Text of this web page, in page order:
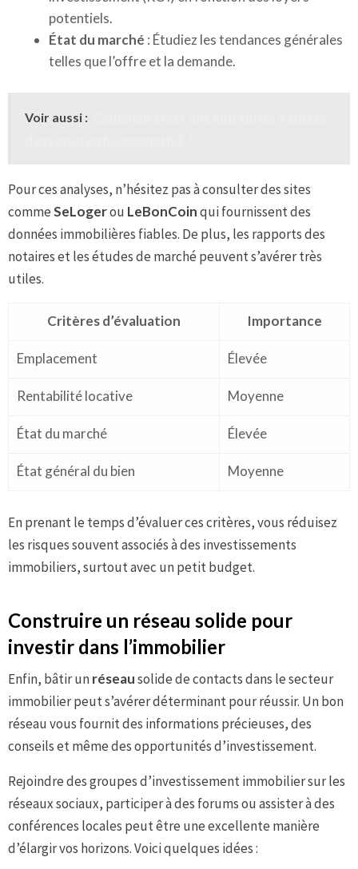
potentiels.
État du marché : Étudiez les tendances générales
telles que l’offre et la demande.
Voir aussi :
Pour ces analyses, n’hésitez pas à consulter des sites
commeSeLogerou LeBonCoinqui fournissent des
données immobilières fiables. De plus, les rapports des
notaires et les études de marché peuvent s’avérer très
utiles.
Critères d’évaluation Importance
Emplacement Élevée
Rentabilité locative Moyenne
État du marché Élevée
État général du bien Moyenne
En prenant le temps d’évaluer ces critères, vous réduisez
les risques souvent associés à des investissements
immobiliers, surtout avec un petit budget.
Construire un réseau solide pour
investir dans l’immobilier
Enfin, bâtir unréseausolide de contacts dans le secteur
immobilier peut s’avérer déterminant pour réussir. Un bon
réseau vous fournit des informations précieuses, des
conseils et même des opportunités d’investissement.
Rejoindre des groupes d’investissement immobilier sur les
réseaux sociaux, participer à des forums ou assister à des
conférences locales peut être une excellente manière
d’élargir vos horizons. Voici quelques idées :